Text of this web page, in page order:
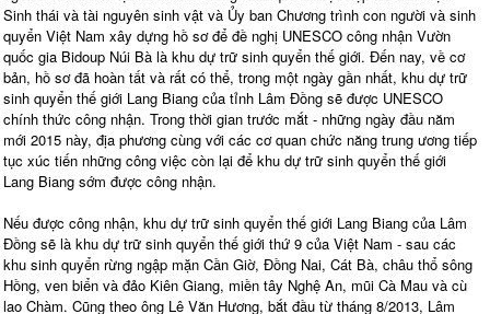
Sinh thái và tài nguyên sinh vật và Ủy ban Chương trình con người và sinh
quyển Việt Nam xây dựng hồ sơ để đề nghị UNESCO công nhận Vườn
quốc gia Bidoup Núi Bà là khu dự trữ sinh quyển thế giới. Đến nay, về cơ
bản, hồ sơ đã hoàn tất và rất có thể, trong một ngày gần nhất, khu dự trữ
sinh quyển thế giới Lang Biang của tỉnh Lâm Đồng sẽ được UNESCO
chính thức công nhận. Trong thời gian trước mắt - những ngày đầu năm
mới 2015 này, địa phương cùng với các cơ quan chức năng trung ương tiếp
tục xúc tiến những công việc còn lại để khu dự trữ sinh quyển thế giới
Lang Biang sớm được công nhận.
Nếu được công nhận, khu dự trữ sinh quyển thế giới Lang Biang của Lâm
Đồng sẽ là khu dự trữ sinh quyển thế giới thứ 9 của Việt Nam - sau các
khu sinh quyển rừng ngập mặn Cần Giờ, Đồng Nai, Cát Bà, châu thổ sông
Hồng, ven biển và đảo Kiên Giang, miền tây Nghệ An, mũi Cà Mau và cù
lao Chàm. Cũng theo ông Lê Văn Hương, bắt đầu từ tháng 8/2013, Lâm